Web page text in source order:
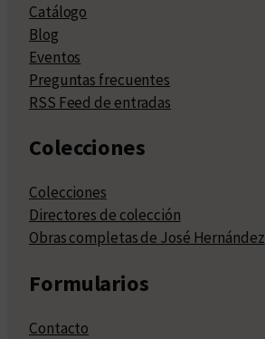
Catálogo
Blog
Eventos
Preguntas frecuentes
RSS Feed de entradas
Colecciones
Colecciones
Directores de colección
Obras completas de José Hernández
Formularios
Contacto